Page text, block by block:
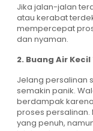
Jika jalan-jalan
atau kerabat
mempercepat
dan nyaman.
2. Buang Air
Jelang persalinan
semakin panik.
berdampak
proses persalinan.
yang penuh,